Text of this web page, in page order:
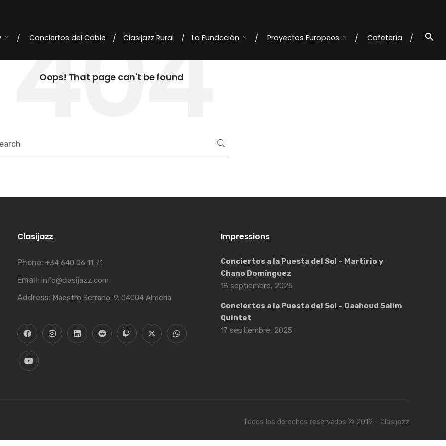
Conciertos del Cable Clasijazz Rural La Fundación Proyectos Europeos
Cafetería
404
Oops! That page can't be found
Clasijazz
Phone: +34 640 06 11 71
Email: info@clasijazz.com
Address: Maestro Serrano, 9. 04004 Almería
Impressions
Conciertos a la Puesta del Sol – Martirio y
Chano Domínguez
18 septiembre, 2025
Conciertos a la Puesta del Sol – Daahoud Salim
Quintet
17 septiembre, 2025
Todos los derechos reservados © 2019 - Clasijazz